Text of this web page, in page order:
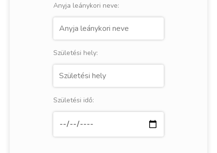
Anyja leánykori neve:
Születési hely:
Születési idő: